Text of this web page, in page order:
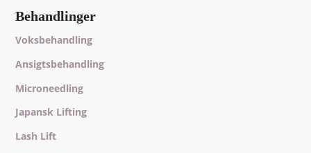
Behandlinger
Voksbehandling
Ansigtsbehandling
Microneedling
Japansk Lifting
Lash Lift